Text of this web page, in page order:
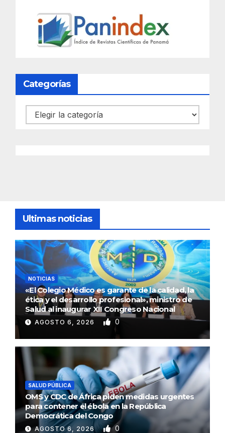
Categorías
Categorías
Ultimas noticias
NOTICIAS
«El Colegio Médico es garante de la calidad, la
ética y el desarrollo profesional», ministro de
Salud al inaugurar XII Congreso Nacional
AGOSTO 6, 2026 0
SALUD PÚBLICA
OMS y CDC de África piden medidas urgentes
para contener el ébola en la República
Democrática del Congo
AGOSTO 6, 2026 0